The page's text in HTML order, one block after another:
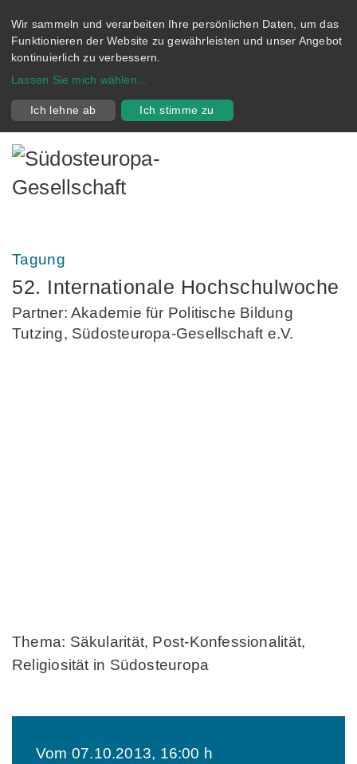
Wir sammeln und verarbeiten Ihre persönlichen Daten, um das
Funktionieren der Website zu gewährleisten und unser Angebot
kontinuierlich zu verbessern.
Lassen Sie mich wählen
Ich lehne ab Ich stimme zu
Tagung
52. Internationale Hochschulwoche
Partner: Akademie für Politische Bildung
Tutzing, Südosteuropa-Gesellschaft e.V.
Thema: Säkularität, Post-Konfessionalität,
Religiosität in Südosteuropa
Vom 07.10.2013, 16:00 h